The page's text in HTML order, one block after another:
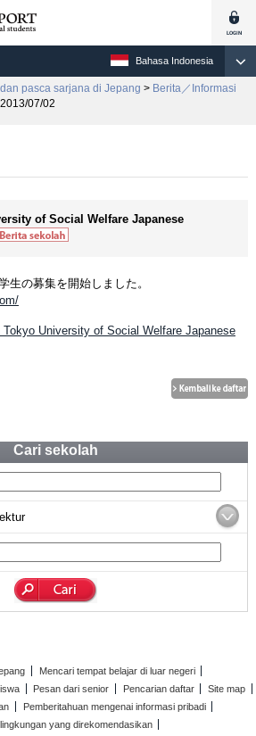
Bahasa Indonesia
pasca sarjana di Jepang > Berita／Informasi
07/02
of Social Welfare Japanese
生の募集を開始しました。
University of Social Welfare Japanese
Cari sekolah
Mencari tempat belajar di luar negeri
Pesan dari senior Pencarian daftar
Site map
Pemberitahuan mengenai informasi pribadi
yang direkomendasikan